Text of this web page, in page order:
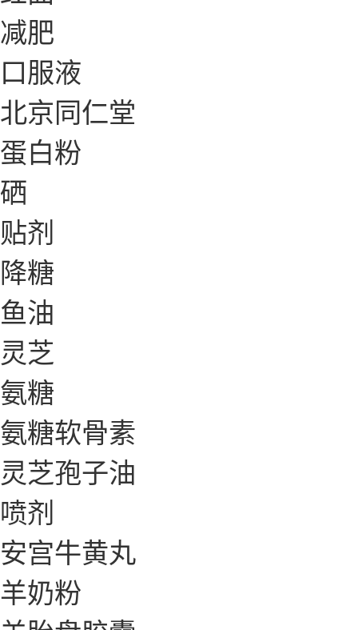
减肥
口服液
北京同仁堂
蛋白粉
硒
贴剂
降糖
鱼油
灵芝
氨糖
氨糖软骨素
灵芝孢子油
喷剂
安宫牛黄丸
羊奶粉